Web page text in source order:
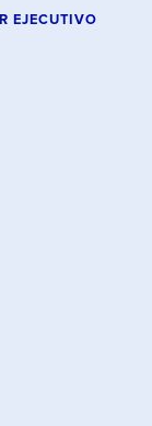
EJECUTIVO